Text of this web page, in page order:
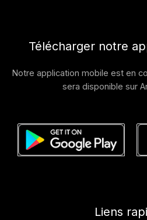
Télécharger notre
Notre application mobile est en
sera disponible sur
Liens